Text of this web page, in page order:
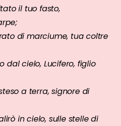
il tuo fasto,
di marciume, tua coltre
dal cielo, Lucifero, figlio
a terra, signore di
in cielo, sulle stelle di